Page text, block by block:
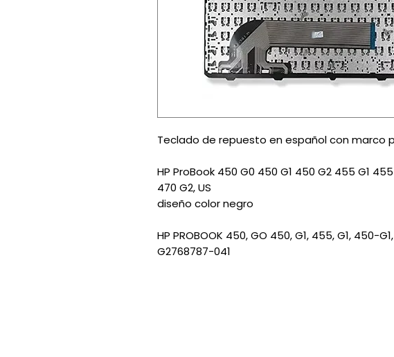
Teclado de repuesto en español con marco
HP ProBook 450 G0 450 G1 450 G2 455 G1
470 G2, US
diseño color negro
HP PROBOOK 450, GO 450, G1, 455, G1, 450-
G2768787-041